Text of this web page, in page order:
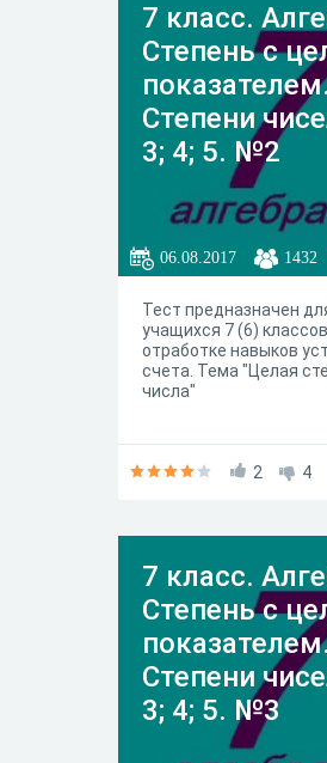
7 класс.
Степень с
Степени
3; 4; 5. №2
06.08.2017 1432
Тест предназначен
учащихся 7 (6)
отработке навыков
счета. Тема "Целая
числа"
2 4
7 класс.
Степень с
Степени
3; 4; 5. №3